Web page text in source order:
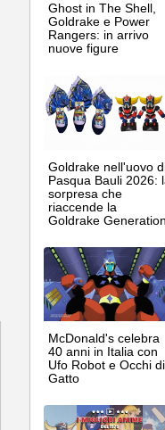
Ghost in The Shell,
Goldrake e Power
Rangers: in arrivo
nuove figure
Goldrake nell'uovo
Pasqua Bauli 2026:
sorpresa che
riaccende la
Goldrake Generation
McDonald's celebra
40 anni in Italia con
Ufo Robot e Occhi di
Gatto